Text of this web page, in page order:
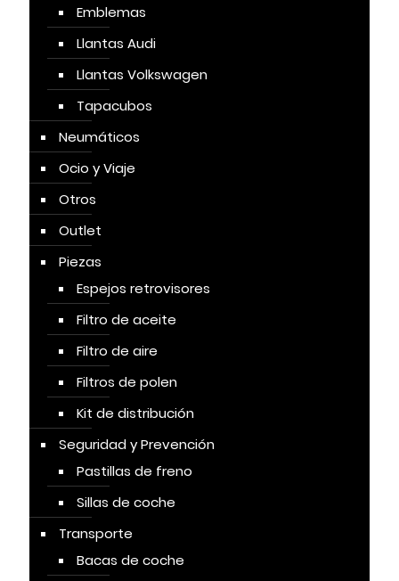
Emblemas
Llantas Audi
Llantas Volkswagen
Tapacubos
Neumáticos
Ocio y Viaje
Otros
Outlet
Piezas
Espejos retrovisores
Filtro de aceite
Filtro de aire
Filtros de polen
Kit de distribución
Seguridad y Prevención
Pastillas de freno
Sillas de coche
Transporte
Bacas de coche